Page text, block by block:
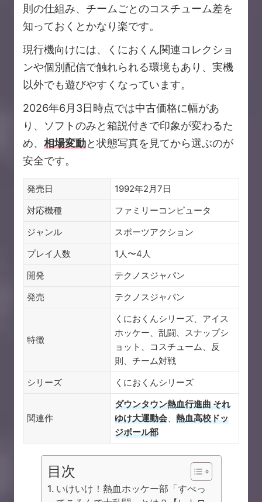
則の仕組み、チームごとのコスチューム差を
知っておくとかなり楽です。
現行機向けには、くにおくん関連コレクショ
ンや個別配信で触れられる環境もあり、実機
以外でも遊びやすくなっています。
2026年6月3日時点では中古価格に幅があ
り、ソフトのみと箱説付きで印象が変わるた
め、 相場変動と状態写真を見てから選ぶのが
安全です。
発売日
1992年2月7日
対応機種
ファミリーコンピュータ
ジャンル
スポーツアクション
プレイ人数
1人〜4人
開発
テクノスジャパン
発売
テクノスジャパン
特徴
くにおくんシリーズ、アイス
ホッケー、乱闘、スナップシ
ョット、コスチューム、反
則、チーム対戦
シリーズ
くにおくんシリーズ
関連作
ダウンタウン熱血行進曲 それ
ゆけ大運動会、 熱血高校ドッ
ジボール部
目次
いけいけ！熱血ホッケー部「すべっ